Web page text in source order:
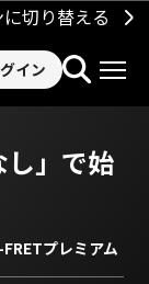
切り替える
イン
し」で始
FRETプレミアム